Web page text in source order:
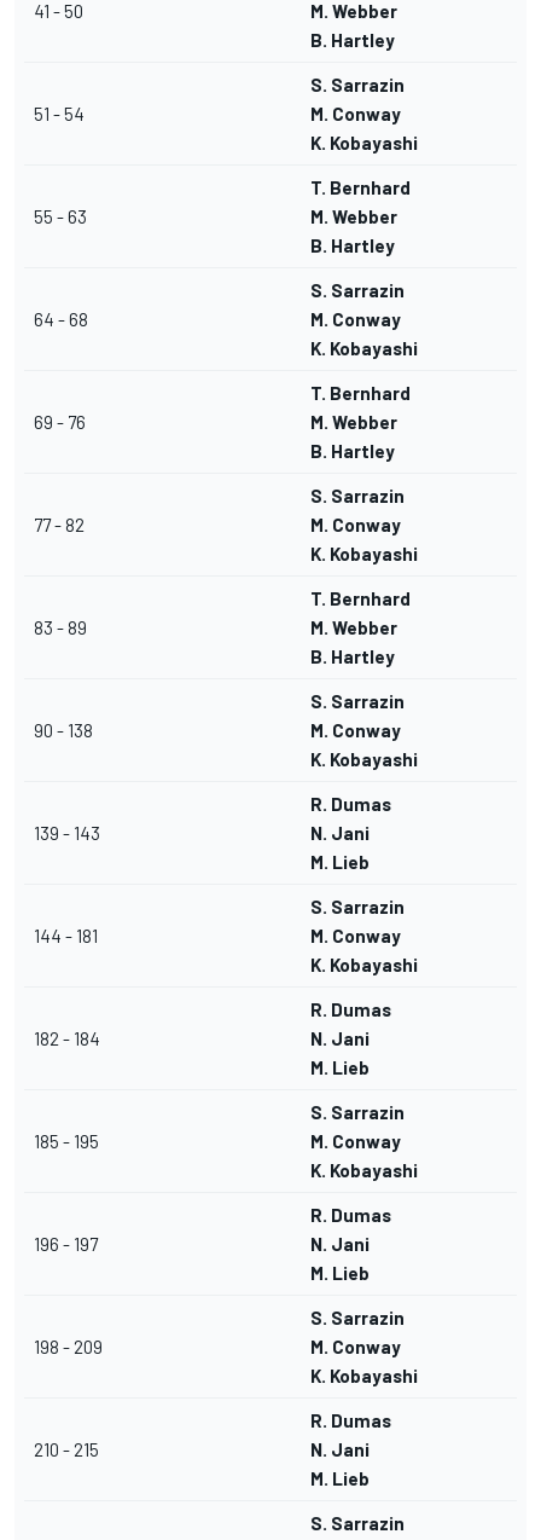
41 - 50
M. Webber
B. Hartley
51 - 54
S. Sarrazin
M. Conway
K. Kobayashi
55 - 63
T. Bernhard
M. Webber
B. Hartley
64 - 68
S. Sarrazin
M. Conway
K. Kobayashi
69 - 76
T. Bernhard
M. Webber
B. Hartley
77 - 82
S. Sarrazin
M. Conway
K. Kobayashi
83 - 89
T. Bernhard
M. Webber
B. Hartley
90 - 138
S. Sarrazin
M. Conway
K. Kobayashi
139 - 143
R. Dumas
N. Jani
M. Lieb
144 - 181
S. Sarrazin
M. Conway
K. Kobayashi
182 - 184
R. Dumas
N. Jani
M. Lieb
185 - 195
S. Sarrazin
M. Conway
K. Kobayashi
196 - 197
R. Dumas
N. Jani
M. Lieb
198 - 209
S. Sarrazin
M. Conway
K. Kobayashi
210 - 215
R. Dumas
N. Jani
M. Lieb
S. Sarrazin